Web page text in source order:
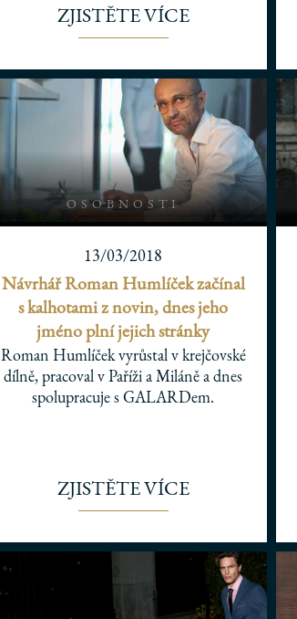
ZJISTĚTE VÍCE
OSOBNOSTI
13/03/2018
Návrhář Roman Humlíček začínal
s kalhotami z novin, dnes jeho
jméno plní jejich stránky
Roman Humlíček vyrůstal v krejčovské
dílně, pracoval v Paříži a Miláně a dnes
spolupracuje s GALARDem.
ZJISTĚTE VÍCE